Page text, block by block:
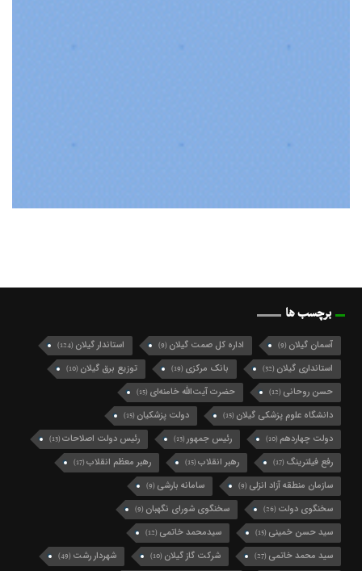
برچسب ها
آسمان گیلان (9) اداره کل صمت گیلان (9) استاندار گیلان (124)
استانداری گیلان (32) بانک مرکزی (19) توزیع برق گیلان (10)
حسن روحانی (12) حضرت آیت‌الله خامنه‌ای (15)
دانشگاه علوم پزشکی گیلان (15) دولت پزشکیان (15)
دولت چهاردهم (10) رئیس جمهور(13) رئیس دولت اصلاحات(13)
رفع فیلترینگ (17) رهبر انقلاب(15) رهبر معظم انقلاب(17)
سازمان منطقه آزاد انزلی (9) سامانه بارشی (9)
سخنگوی دولت (26) سخنگوی شورای نگهبان (9)
سید حسن خمینی (15) سیدمحمد خاتمی (12)
سید محمد خاتمی (27) شرکت گاز گیلان (10) شهردار رشت (49)